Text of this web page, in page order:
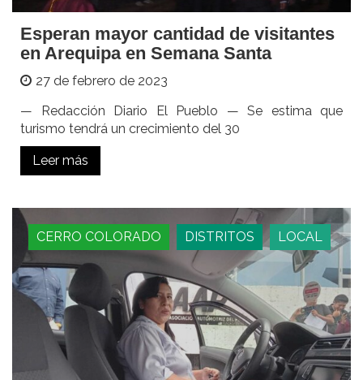
Esperan mayor cantidad de visitantes
en Arequipa en Semana Santa
27 de febrero de 2023
— Redacción Diario El Pueblo — Se estima que
turismo tendrá un crecimiento del 30
Leer más
CERRO COLORADO DISTRITOS LOCAL